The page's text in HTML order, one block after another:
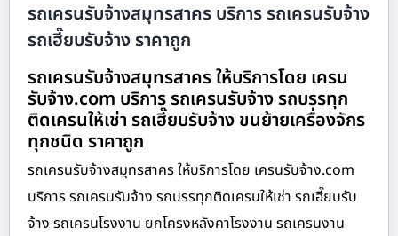
รถเครนรับจ้างสมุทรสาคร บริการ รถเครนรับจ้าง
รถเฮี๊ยบรับจ้าง ราคาถูก
รถเครนรับจ้างสมุทรสาคร ให้บริการโดย เครน
รับจ้าง.com บริการ รถเครนรับจ้าง รถบรรทุก
ติดเครนให้เช่า รถเฮี๊ยบรับจ้าง ขนย้ายเครื่องจักร
ทุกชนิด ราคาถูก
รถเครนรับจ้างสมุทรสาคร ให้บริการโดย เครนรับจ้าง.com
บริการ รถเครนรับจ้าง รถบรรทุกติดเครนให้เช่า รถเฮี๊ยบรับ
จ้าง รถเครนโรงงาน ยกโครงหลังคาโรงงาน รถเครนงาน